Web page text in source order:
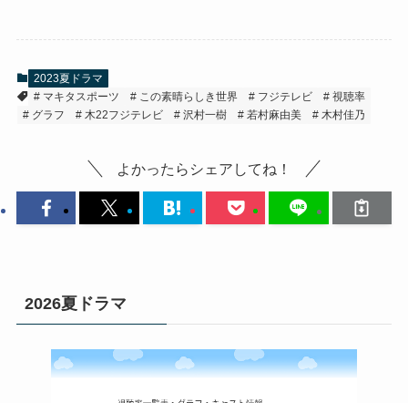
2023夏ドラマ
マキタスポーツ
この素晴らしき世界 フジテレビ
視聴率
グラフ
木22フジテレビ 沢村一樹 若村麻由美 木村佳乃
よかったらシェアしてね！
2026夏ドラマ